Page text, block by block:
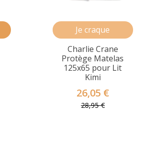
Je craque
Charlie Crane
Protège Matelas
125x65 pour Lit
Kimi
26,05 €
28,95 €